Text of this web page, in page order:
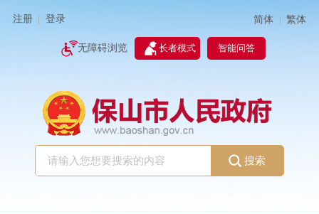
注册 登录 简体 | 繁体
无障碍浏览 长者模式 智能问答
搜索